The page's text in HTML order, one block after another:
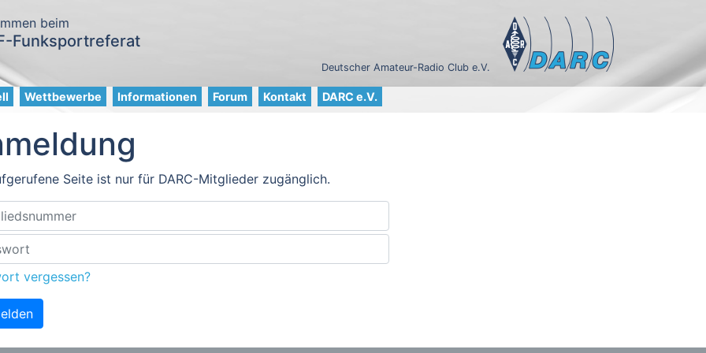
beim
Funksportreferat
Deutscher Amateur-Radio Club e.V.
Wettbewerbe Informationen Forum Kontakt DARC e.V.
Seite ist nur für DARC-Mitglieder zugänglich.
vergessen?